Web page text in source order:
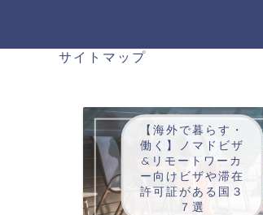
サイトマップ
【海外で暮らす・
働く】ノマドビザ
&リモートワーカ
ー向けビザや滞在
許可証がある国３
７選